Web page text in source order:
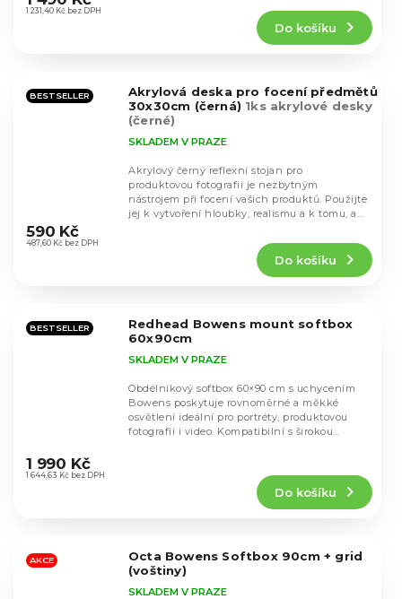
produktu
hvězdiček.
1 231,40 Kč bez DPH
Do košíku
BESTSELLER
Akrylová deska pro focení předmětů
30x30cm (černá) 1ks akrylové desky
(černé)
hodnocení
produktu
hvězdiček.
SKLADEM V PRAZE
487,60 Kč bez DPH
590 Kč
Do košíku
Akrylový černý reflexní stojan pro
produktovou fotografii je nezbytným
nástrojem při focení vašich produktů. Použijte
jej k vytvoření hloubky, realismu a k tomu, aby
BESTSELLER
Redhead Bowens mount softbox
60x90cm
hodnocení
produktu
hvězdiček.
SKLADEM V PRAZE
1 644,63 Kč bez DPH
1 990 Kč
Do košíku
Obdélníkový softbox 60×90 cm s uchycením
Bowens poskytuje rovnoměrné a měkké
osvětlení ideální pro portréty, produktovou
fotografii i video. Kompatibilní s širokou
AKCE
Octa Bowens Softbox 90cm + grid
(voštiny)
SKLADEM V PRAZE